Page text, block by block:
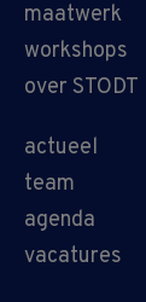
maatwerk
workshops
over STODT
actueel
team
agenda
vacatures